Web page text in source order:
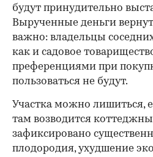
будут принудительно
Вырученные деньги
важно: владельцы
как и садовое
преференциями при
пользоваться не будут.
Участка можно лишиться,
там возводится
зафиксировано
плодородия, ухудшение